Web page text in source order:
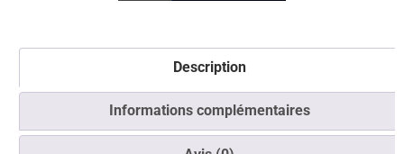
Description
Informations complémentaires